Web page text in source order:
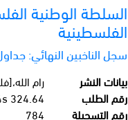
السلطة الوطنية
الفلسطينية
سجل الناخبين النهائي:
بيانات النشر
رام
رقم الطلب
324.64 D134s
رقم التسجيلة
784